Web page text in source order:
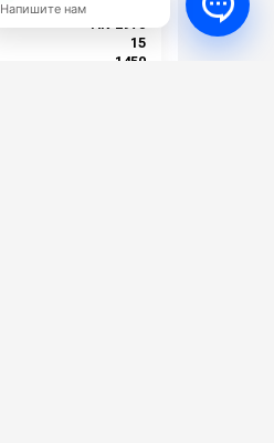
15
1450
Напишите нам